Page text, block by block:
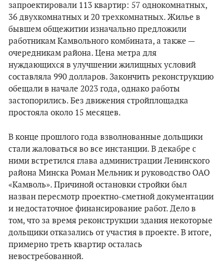
запроектировали 113 квартир: 57 однокомнатных,
36 двухкомнатных и 20 трехкомнатных. Жилье в
бывшем общежитии изначально предложили
работникам Камвольного комбината, а также —
очередникам района. Цена метра для
нуждающихся в улучшении жилищных условий
составляла 990 долларов. Закончить реконструкцию
обещали в начале 2023 года, однако работы
застопорились. Без движения стройплощадка
простояла около 15 месяцев.
В конце прошлого года взволнованные дольщики
стали жаловаться во все инстанции. В декабре с
ними встретился глава администрации Ленинского
района Минска Роман Мельник и руководство ОАО
«Камволь». Причиной остановки стройки был
назван пересмотр проектно-сметной документации
и недостаточное финансирование работ. Дело в
том, что за время реконструкции здания некоторые
дольщики отказались от участия в проекте. В итоге,
примерно треть квартир осталась
невостребованной.